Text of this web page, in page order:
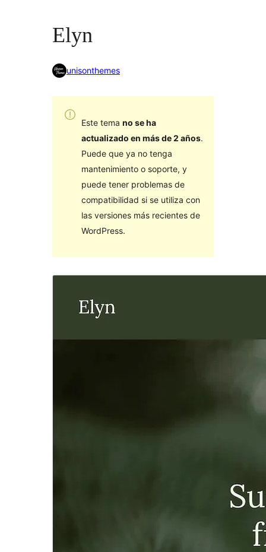
Elyn
unisonthemes
Este tema no se ha
actualizado en más de 2 años.
Puede que ya no tenga
mantenimiento o soporte, y
puede tener problemas de
compatibilidad si se utiliza con
las versiones más recientes de
WordPress.